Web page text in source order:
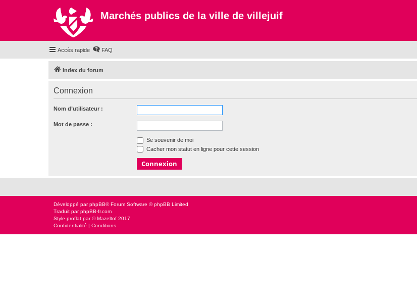
Marchés publics de la ville de villejuif
Accès rapide FAQ
Index du forum
Connexion
Nom d’utilisateur :
Mot de passe :
Se souvenir de moi
Cacher mon statut en ligne pour cette session
Développé parphpBB® Forum Software © phpBB Limited
Traduit parphpBB-fr.com
Style proflat par ©Mazeltof 2017
Confidentialité | Conditions